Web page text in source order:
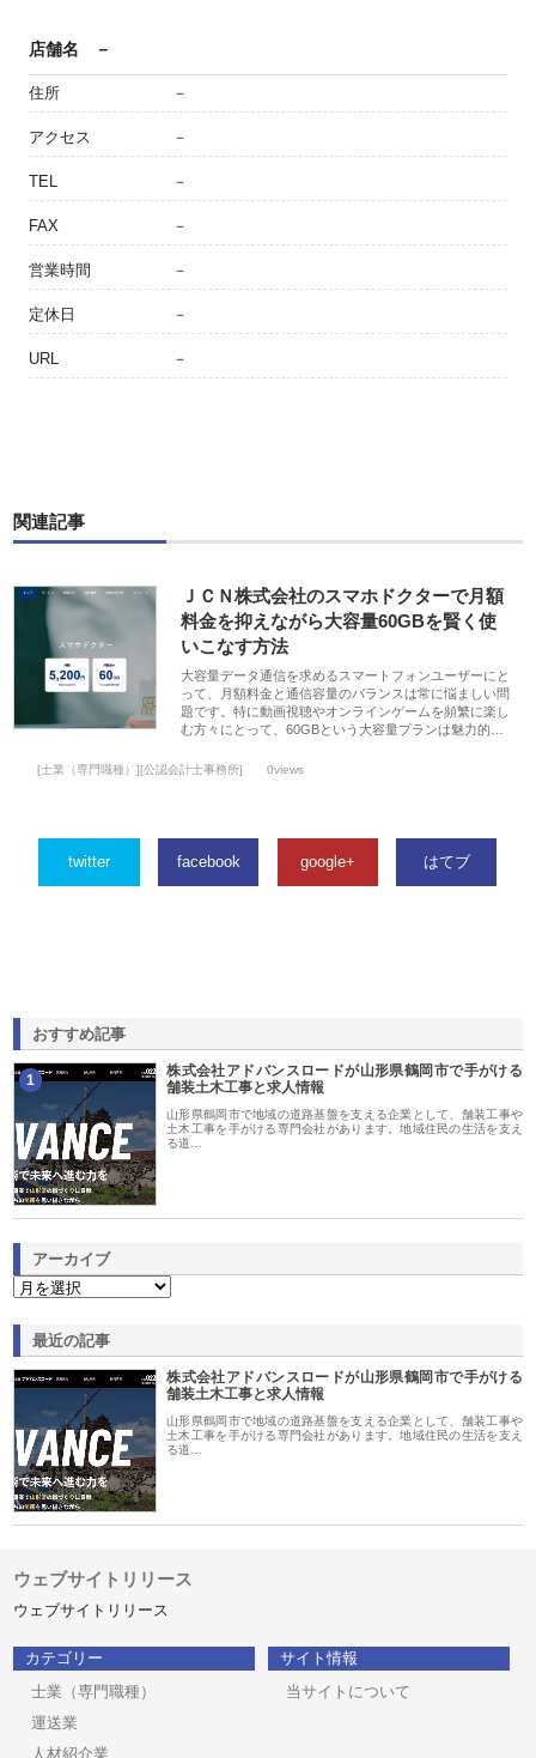
店舗名 －
住所 －
アクセス －
TEL －
FAX －
営業時間 －
定休日 －
URL －
関連記事
ＪＣＮ株式会社のスマホドクターで月額
料金を抑えながら大容量60GBを賢く使
いこなす方法
大容量データ通信を求めるスマートフォンユーザーにと
って、月額料金と通信容量のバランスは常に悩ましい問
題です。特に動画視聴やオンラインゲームを頻繁に楽し
む方々にとって、60GBという大容量プランは魅力的…
[士業（専門職種）][公認会計士事務所] 0views
twitter facebook google+ はてブ
おすすめ記事
1
株式会社アドバンスロードが山形県鶴岡市で手がける
舗装土木工事と求人情報
山形県鶴岡市で地域の道路基盤を支える企業として、舗装工事や
土木工事を手がける専門会社があります。地域住民の生活を支え
る道…
アーカイブ
最近の記事
株式会社アドバンスロードが山形県鶴岡市で手がける
舗装土木工事と求人情報
山形県鶴岡市で地域の道路基盤を支える企業として、舗装工事や
土木工事を手がける専門会社があります。地域住民の生活を支え
る道…
ウェブサイトリリース
ウェブサイトリリース
カテゴリー
士業（専門職種）
運送業
人材紹介業
サイト情報
当サイトについて